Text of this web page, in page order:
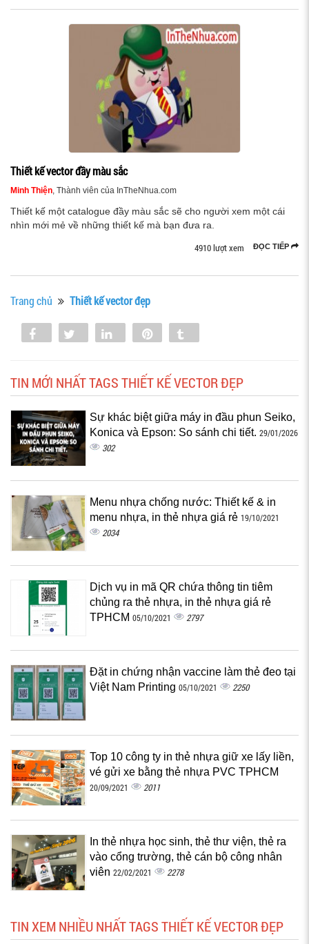
Thiết kế vector đầy màu sắc
Minh Thiện, Thành viên của InTheNhua.com
Thiết kế một catalogue đầy màu sắc sẽ cho người xem một cái
nhìn mới mẻ về những thiết kế mà bạn đưa ra.
ĐỌC TIẾP
4910 lượt xem
Trang chủ Thiết kế vector đẹp
Share Tweet Share
TIN MỚI NHẤT TAGS THIẾT KẾ VECTOR ĐẸP
Sự khác biệt giữa máy in đầu phun Seiko,
Konica và Epson: So sánh chi tiết. 29/01/2026
302
Menu nhựa chống nước: Thiết kế & in
menu nhựa, in thẻ nhựa giá rẻ 19/10/2021
2034
Dịch vụ in mã QR chứa thông tin tiêm
chủng ra thẻ nhựa, in thẻ nhựa giá rẻ
TPHCM 05/10/2021 2797
Đặt in chứng nhận vaccine làm thẻ đeo tại
Việt Nam Printing 05/10/2021 2250
Top 10 công ty in thẻ nhựa giữ xe lấy liền,
vé gửi xe bằng thẻ nhựa PVC TPHCM
20/09/2021 2011
In thẻ nhựa học sinh, thẻ thư viện, thẻ ra
vào cổng trường, thẻ cán bộ công nhân
viên 22/02/2021 2278
TIN XEM NHIỀU NHẤT TAGS THIẾT KẾ VECTOR ĐẸP